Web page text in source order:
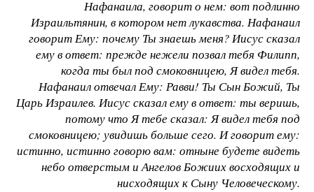
Нафанаила, говорит о нем: вот подлинно
Израильтянин, в котором нет лукавства. Нафанаил
говорит Ему: почему Ты знаешь меня? Иисус сказал
ему в ответ: прежде нежели позвал тебя Филипп,
когда ты был под смоковницею, Я видел тебя.
Нафанаил отвечал Ему: Равви! Ты Сын Божий, Ты
Царь Израилев. Иисус сказал ему в ответ: ты веришь,
потому что Я тебе сказал: Я видел тебя под
смоковницею; увидишь больше сего. И говорит ему:
истинно, истинно говорю вам: отныне будете видеть
небо отверстым и Ангелов Божиих восходящих и
нисходящих к Сыну Человеческому.